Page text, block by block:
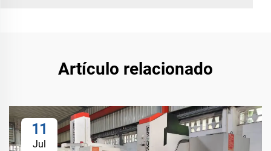
Artículo relacionado
11
Jul